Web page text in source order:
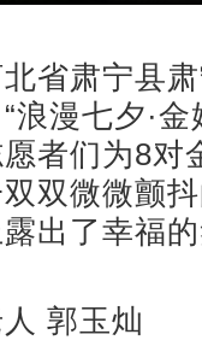
肃宁县肃
浪漫七夕·
者们为8对
双微微颤
出了幸福
郭玉灿